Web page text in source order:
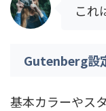
これ
Gutenberg設
基本カラーやス